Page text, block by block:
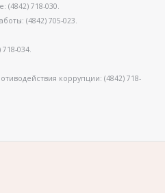
(4842) 718-030.
(4842) 705-023.
034.
коррупции: (4842) 718-